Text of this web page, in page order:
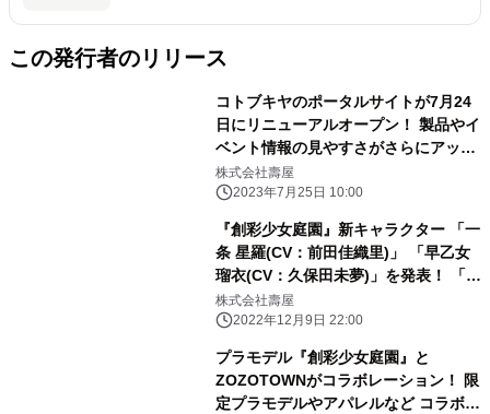
この発行者のリリース
コトブキヤのポータルサイトが7月24
日にリニューアルオープン！ 製品やイ
ベント情報の見やすさがさらにアッ
プ！
株式会社壽屋
2023年7月25日 10:00
『創彩少女庭園』新キャラクター 「一
条 星羅(CV：前田佳織里)」 「早乙女
瑠衣(CV：久保田未夢)」を発表！ 「小
石川 エマ」のプラモデル化も決定！
株式会社壽屋
2022年12月9日 22:00
プラモデル『創彩少女庭園』と
ZOZOTOWNがコラボレーション！ 限
定プラモデルやアパレルなど コラボア